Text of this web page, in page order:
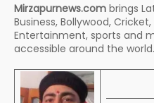
Mirzapurnews.com brings
Business, Bollywood,
Entertainment, sports and
accessible around the world.